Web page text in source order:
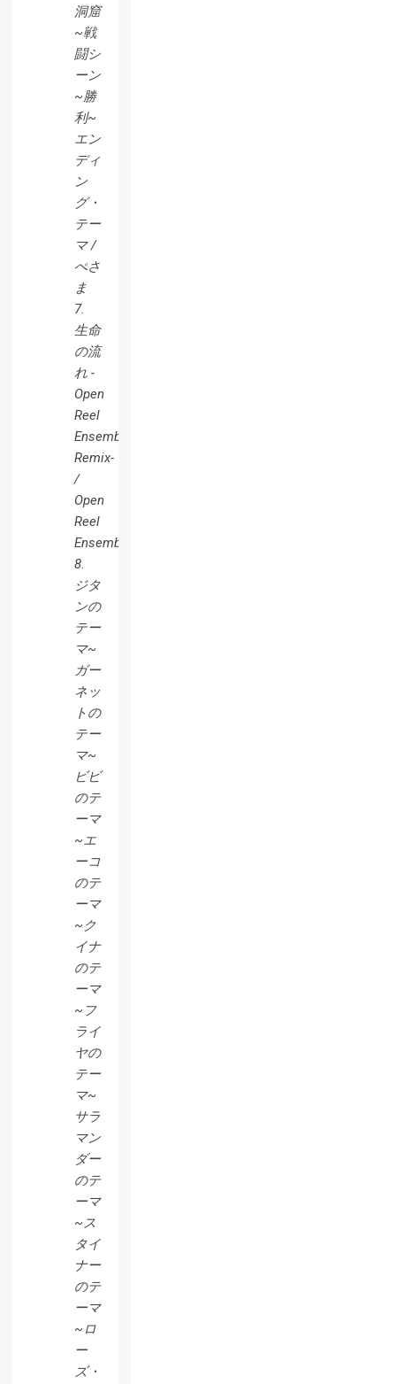
洞窟
~戦
闘シ
ーン
~勝
利~
エン
ディ
ン
グ・
テー
マ /
ぺさ
ま
7.
生命
の流
れ -
Open
Reel
Ensemble
Remix-
/
Open
Reel
Ensemble
8.
ジタ
ンの
テー
マ~
ガー
ネッ
トの
テー
マ~
ビビ
のテ
ーマ
~エ
ーコ
のテ
ーマ
~ク
イナ
のテ
ーマ
~フ
ライ
ヤの
テー
マ~
サラ
マン
ダー
のテ
ーマ
~ス
タイ
ナー
のテ
ーマ
~ロ
ー
ズ・